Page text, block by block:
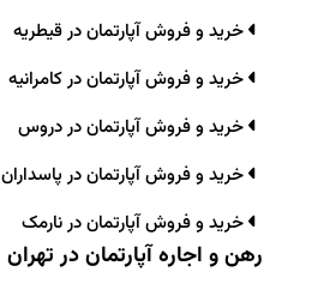
خرید و فروش آپارتمان در قیطریه
خرید و فروش آپارتمان در کامرانیه
خرید و فروش آپارتمان در دروس
خرید و فروش آپارتمان در پاسداران
خرید و فروش آپارتمان در نارمک
رهن و اجاره آپارتمان در تهران